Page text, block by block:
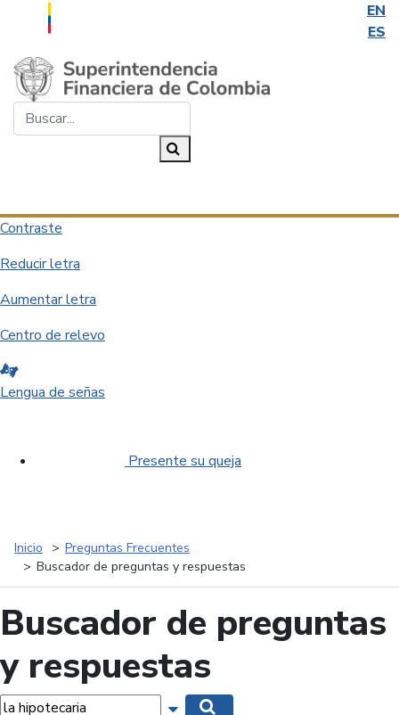
EN
ES
Saltar al contenido principal
Contraste
Reducir letra
Aumentar letra
Centro de relevo
Lengua de señas
Presente su queja
Inicio
Preguntas Frecuentes
Buscador de preguntas y respuestas
Buscador de preguntas
y respuestas
Mostrar opciones de búsqueda